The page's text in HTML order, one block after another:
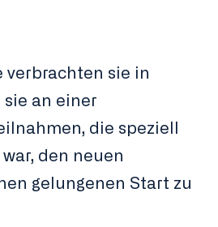
verbrachten sie in
sie an einer
die speziell
den neuen
gelungenen Start zu